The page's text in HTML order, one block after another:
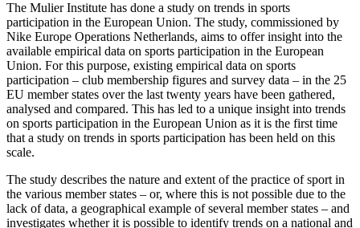
The Mulier Institute has done a study on trends in sports
participation in the European Union. The study, commissioned by
Nike Europe Operations Netherlands, aims to offer insight into the
available empirical data on sports participation in the European
Union. For this purpose, existing empirical data on sports
participation – club membership figures and survey data – in the 25
EU member states over the last twenty years have been gathered,
analysed and compared. This has led to a unique insight into trends
on sports participation in the European Union as it is the first time
that a study on trends in sports participation has been held on this
scale.
The study describes the nature and extent of the practice of sport in
the various member states – or, where this is not possible due to the
lack of data, a geographical example of several member states – and
investigates whether it is possible to identify trends on a national and